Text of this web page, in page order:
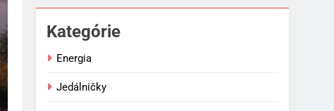
Kategórie
Energia
Jedálničky